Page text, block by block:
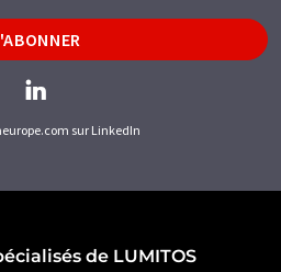
sur LinkedIn
de LUMITOS